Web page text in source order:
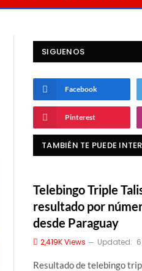
SIGUENOS
Facebook
Pinterest
TAMBIÉN TE PUEDE
Telebingo Triple
resultado por
desde Paraguay
2,419KViews Updated:
Resultado de telebingo